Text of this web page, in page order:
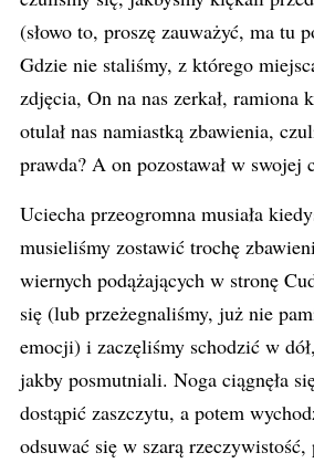
(słowo to, proszę zauważyć, ma tu
Gdzie nie staliśmy, z którego
zdjęcia, On na nas zerkał, ramiona
otulał nas namiastką zbawienia,
prawda? A on pozostawał w swojej
Uciecha przeogromna musiała
musieliśmy zostawić trochę
wiernych podążających w stronę
się (lub przeżegnaliśmy, już nie
emocji) i zaczęliśmy schodzić w
jakby posmutniali. Noga ciągnęła
dostąpić zaszczytu, a potem
odsuwać się w szarą rzeczywistość,